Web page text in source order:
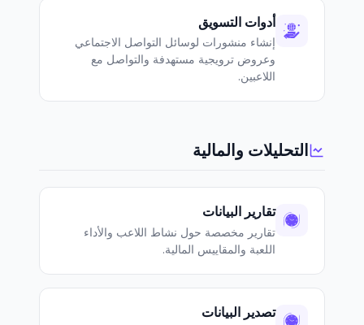
أدوات التسويق
إنشاء منشورات لوسائل التواصل الاجتماعي
وعروض ترويجية مستهدفة والتواصل مع
اللاعبين.
التحليلات والمالية
تقارير البيانات
تقارير مخصصة حول نشاط اللاعب والأداء
اللعبة والمقاييس المالية.
تصدير البيانات